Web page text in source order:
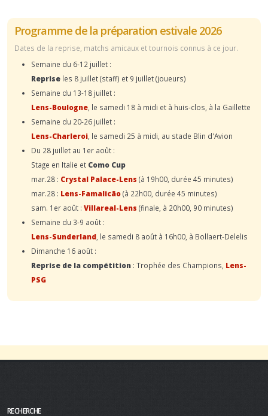
Programme de la préparation estivale 2026
Dates de la reprise, matchs amicaux et tournois connus à ce jour.
Semaine du 6-12 juillet :
Reprise les 8 juillet (staff) et 9 juillet (joueurs)
Semaine du 13-18 juillet :
Lens-Boulogne , le samedi 18 à midi et à huis-clos, à la Gaillette
Semaine du 20-26 juillet :
Lens-Charleroi , le samedi 25 à midi, au stade Blin d'Avion
Du 28 juillet au 1er août :
Stage en Italie et Como Cup
mar.28 : Crystal Palace-Lens (à 19h00, durée 45 minutes)
mar.28 : Lens-Famalicão(à 22h00, durée 45 minutes)
sam. 1er août : Villareal-Lens (finale, à 20h00, 90 minutes)
Semaine du 3-9 août :
Lens-Sunderland , le samedi 8 août à 16h00, à Bollaert-Delelis
Dimanche 16 août :
Reprise de la compétition : Trophée des Champions, Lens-
PSG
RECHERCHE